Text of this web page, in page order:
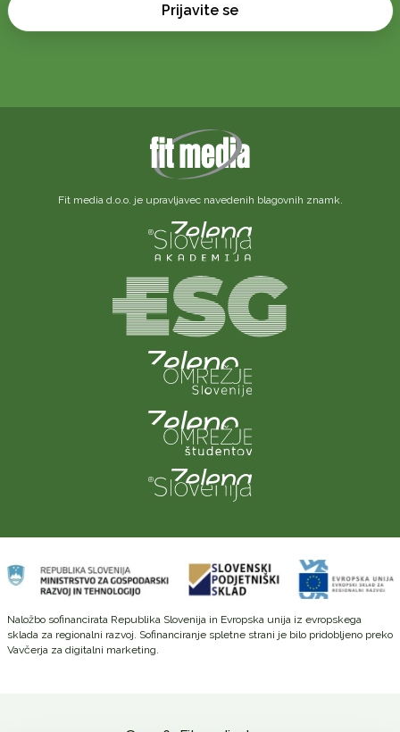
Prijavite se
Fit media d.o.o. je upravljavec navedenih blagovnih znamk.
Naložbo sofinancirata Republika Slovenija in Evropska unija iz evropskega
sklada za regionalni razvoj. Sofinanciranje spletne strani je bilo pridobljeno preko
Vavčerja za digitalni marketing.